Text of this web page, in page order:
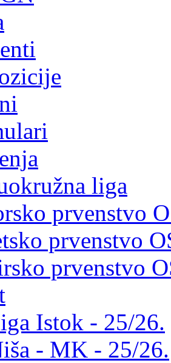
liga
prvenstvo
prvenstvo
prvenstvo
Istok - 25/26.
- MK - 25/26.